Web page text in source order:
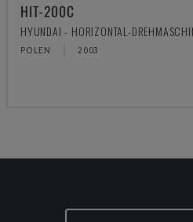
HIT-200C
HYUNDAI - HORIZONTAL-
POLEN 2003